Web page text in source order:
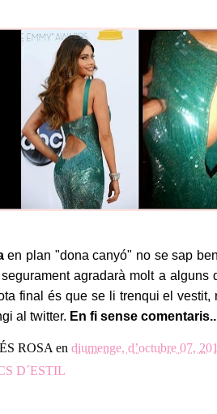
en plan "dona canyó" no se sap
agradarà molt a
final és que se li trenqui el vestit,
al twitter. En fi sense
ROSA en diumenge, d’octubre 07,
D´ESTIL